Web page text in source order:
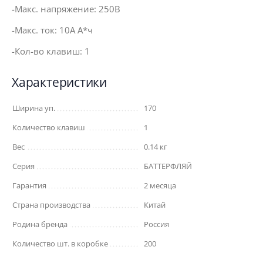
-Макс. напряжение: 250В
-Макс. ток: 10А А*ч
-Кол-во клавиш: 1
Характеристики
Ширина уп.
170
Количество клавиш
1
Вес
0.14 кг
Серия
БАТТЕРФЛЯЙ
Гарантия
2 месяца
Страна производства
Китай
Родина бренда
Россия
Количество шт. в коробке
200